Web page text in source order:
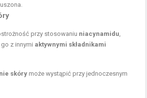
przy stosowaniu niacynamidu
z innymi aktywnymi składnikami
skóry może wystąpić przy jednoczesnym